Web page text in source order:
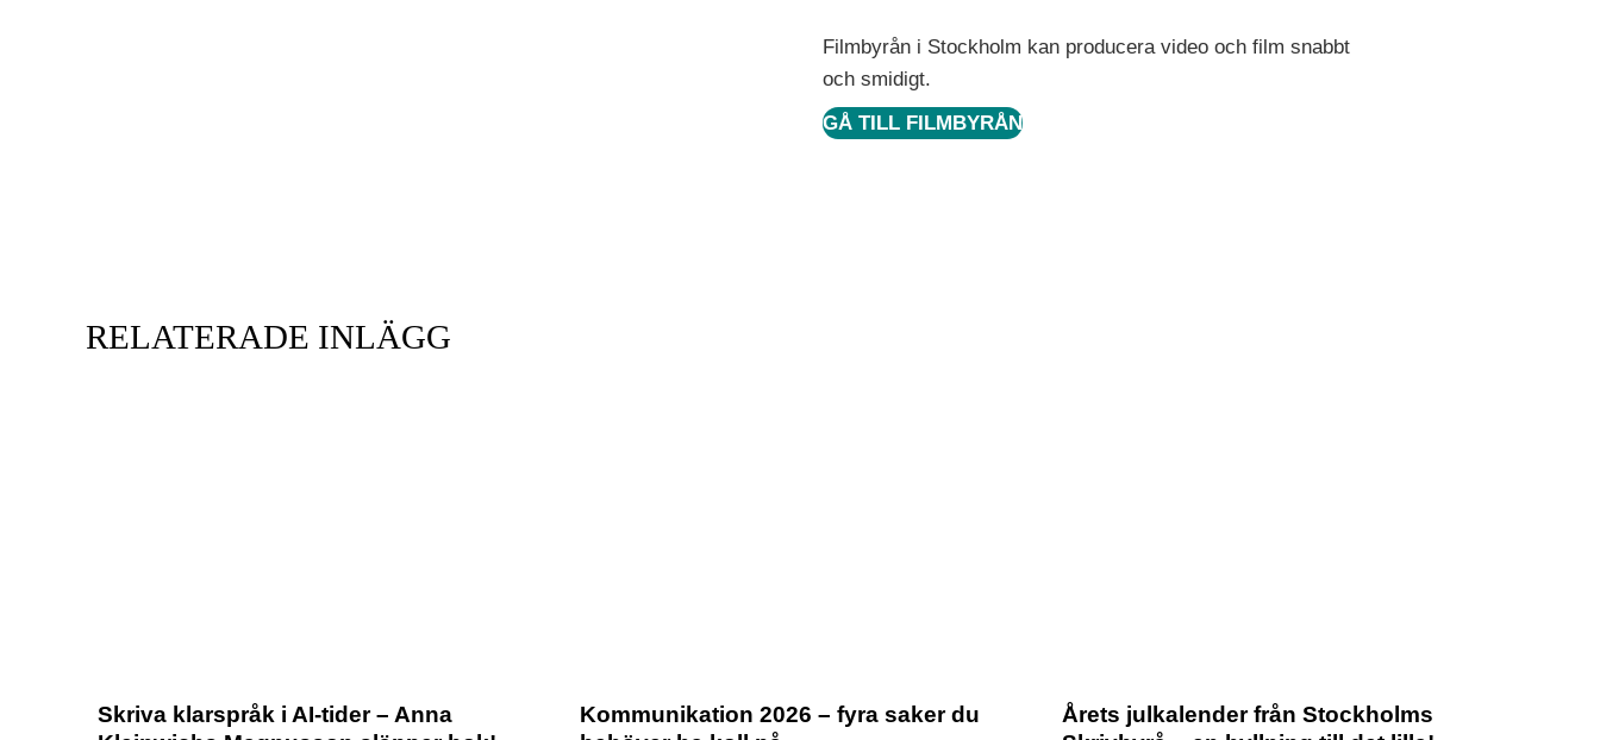
Filmbyrån i Stockholm kan producera video och film snabbt
och smidigt.
GÅ TILL FILMBYRÅN
RELATERADE INLÄGG
Skriva klarspråk i AI-tider – Anna
Kommunikation 2026 – fyra saker du
Årets julkalender från Stockholms